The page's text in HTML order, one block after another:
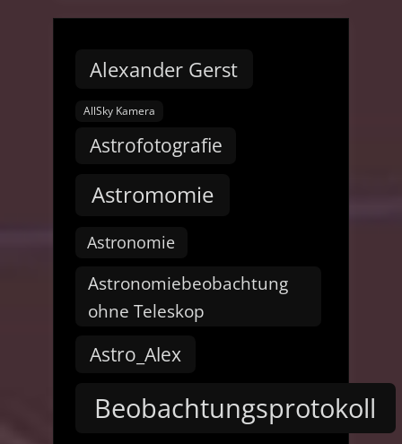
Alexander Gerst
AllSky Kamera
Astrofotografie
Astromomie
Astronomie
Astronomiebeobachtung
ohne Teleskop
Astro_Alex
Beobachtungsprotokoll